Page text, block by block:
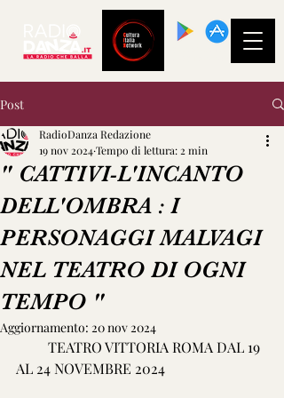
Post
" CATTIVI-L'INCANTO
DELL'OMBRA : I
PERSONAGGI MALVAGI
NEL TEATRO DI OGNI
TEMPO "
RadioDanza Redazione
19 nov 2024Tempo di lettura: 2 min
Aggiornamento: 20 nov 2024
AL 24 NOVEMBRE 2024